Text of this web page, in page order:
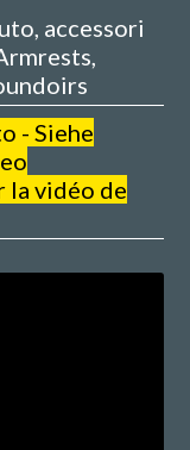
accessori
- Siehe
la vidéo de